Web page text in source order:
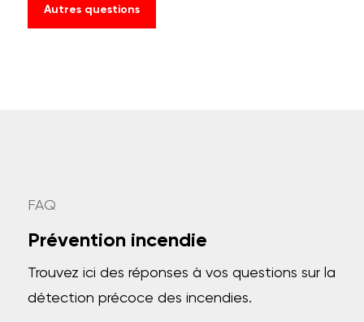
Autres questions
FAQ
Prévention incendie
Trouvez ici des réponses à vos questions sur la
détection précoce des incendies.